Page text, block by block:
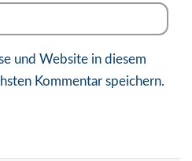
und Website in diesem
Kommentar speichern.